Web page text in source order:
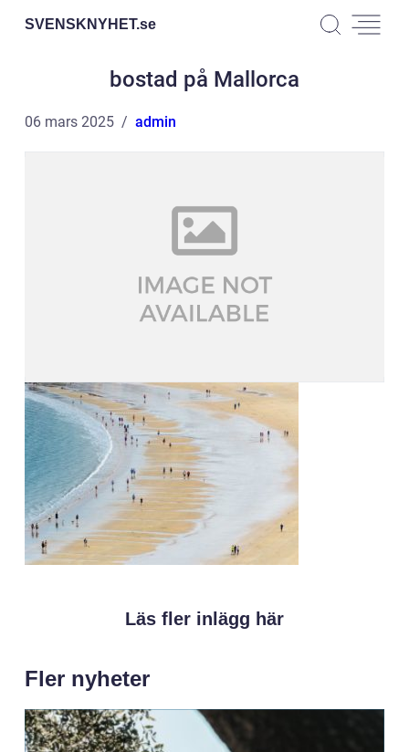
SVENSKNYHET.se
bostad på Mallorca
06 mars 2025 admin
Läs fler inlägg här
Fler nyheter